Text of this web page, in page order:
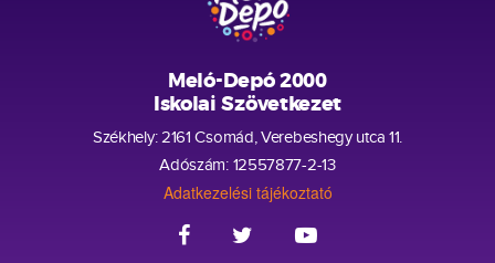
Meló-Depó 2000
Iskolai Szövetkezet
Székhely: 2161 Csomád, Verebeshegy utca 11.
Adószám: 12557877-2-13
Adatkezelési tájékoztató